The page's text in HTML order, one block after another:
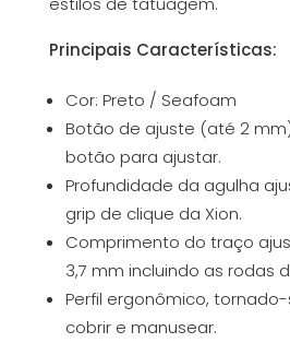
Principais Características:
Cor: Preto / Seafoam
Botão de ajuste (até 2
botão para ajustar.
Profundidade da agulha
grip de clique da Xion.
Comprimento do traço
3,7 mm incluindo as rodas
Perfil ergonômico,
cobrir e manusear.